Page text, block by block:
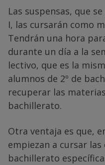
Las suspensas, que
I, las cursarán como
Tendrán una hora
durante un día a la
lectivo, que es la
alumnos de 2º de
recuperar las
bachillerato.
Otra ventaja es que,
empiezan a cursar las
bachillerato